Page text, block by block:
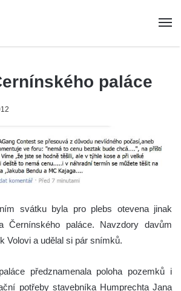
paláce
svátku byla pro plebs otevena jinak
Černínského paláce. Navzdory davům
Volovi a udělal si pár snímků.
předznamenala poloha pozemků i
potřeby stavebníka Humprechta Jana